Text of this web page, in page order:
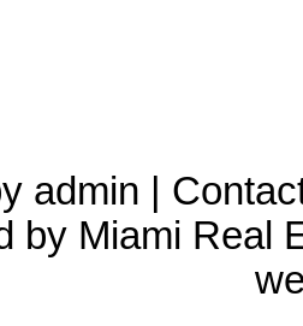
admin |
by Miami Real